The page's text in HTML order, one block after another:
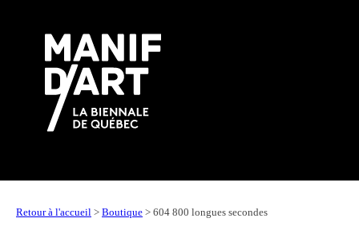
Retour à l'accueil > Boutique > 604 800 longues secondes